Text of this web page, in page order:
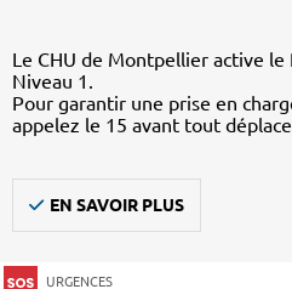
Le CHU de Montpellier active le
Niveau 1.
Pour garantir une prise en
appelez le 15 avant tout
EN SAVOIR PLUS
URGENCES